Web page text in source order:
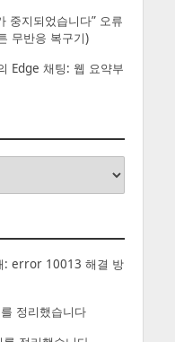
중지되었습니다” 오류
무반응 복구기)
Edge 채팅: 웹 요약부
: error 10013 해결 방
정리했습니다